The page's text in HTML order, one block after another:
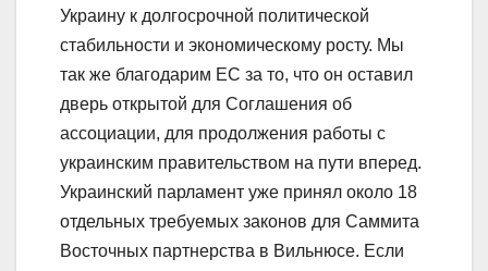
Украину к долгосрочной политической
стабильности и экономическому росту. Мы
так же благодарим ЕС за то, что он оставил
дверь открытой для Соглашения об
ассоциации, для продолжения работы с
украинским правительством на пути вперед.
Украинский парламент уже принял около 18
отдельных требуемых законов для Саммита
Восточных партнерства в Вильнюсе. Если